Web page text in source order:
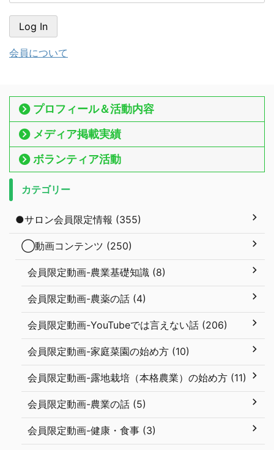
会員について
プロフィール＆活動内容
メディア掲載実績
ボランティア活動
カテゴリー
●サロン会員限定情報 (355)
◯動画コンテンツ (250)
会員限定動画-農業基礎知識 (8)
会員限定動画-農薬の話 (4)
会員限定動画-YouTubeでは言えない話 (206)
会員限定動画-家庭菜園の始め方 (10)
会員限定動画-露地栽培（本格農業）の始め方 (11)
会員限定動画-農業の話 (5)
会員限定動画-健康・食事 (3)